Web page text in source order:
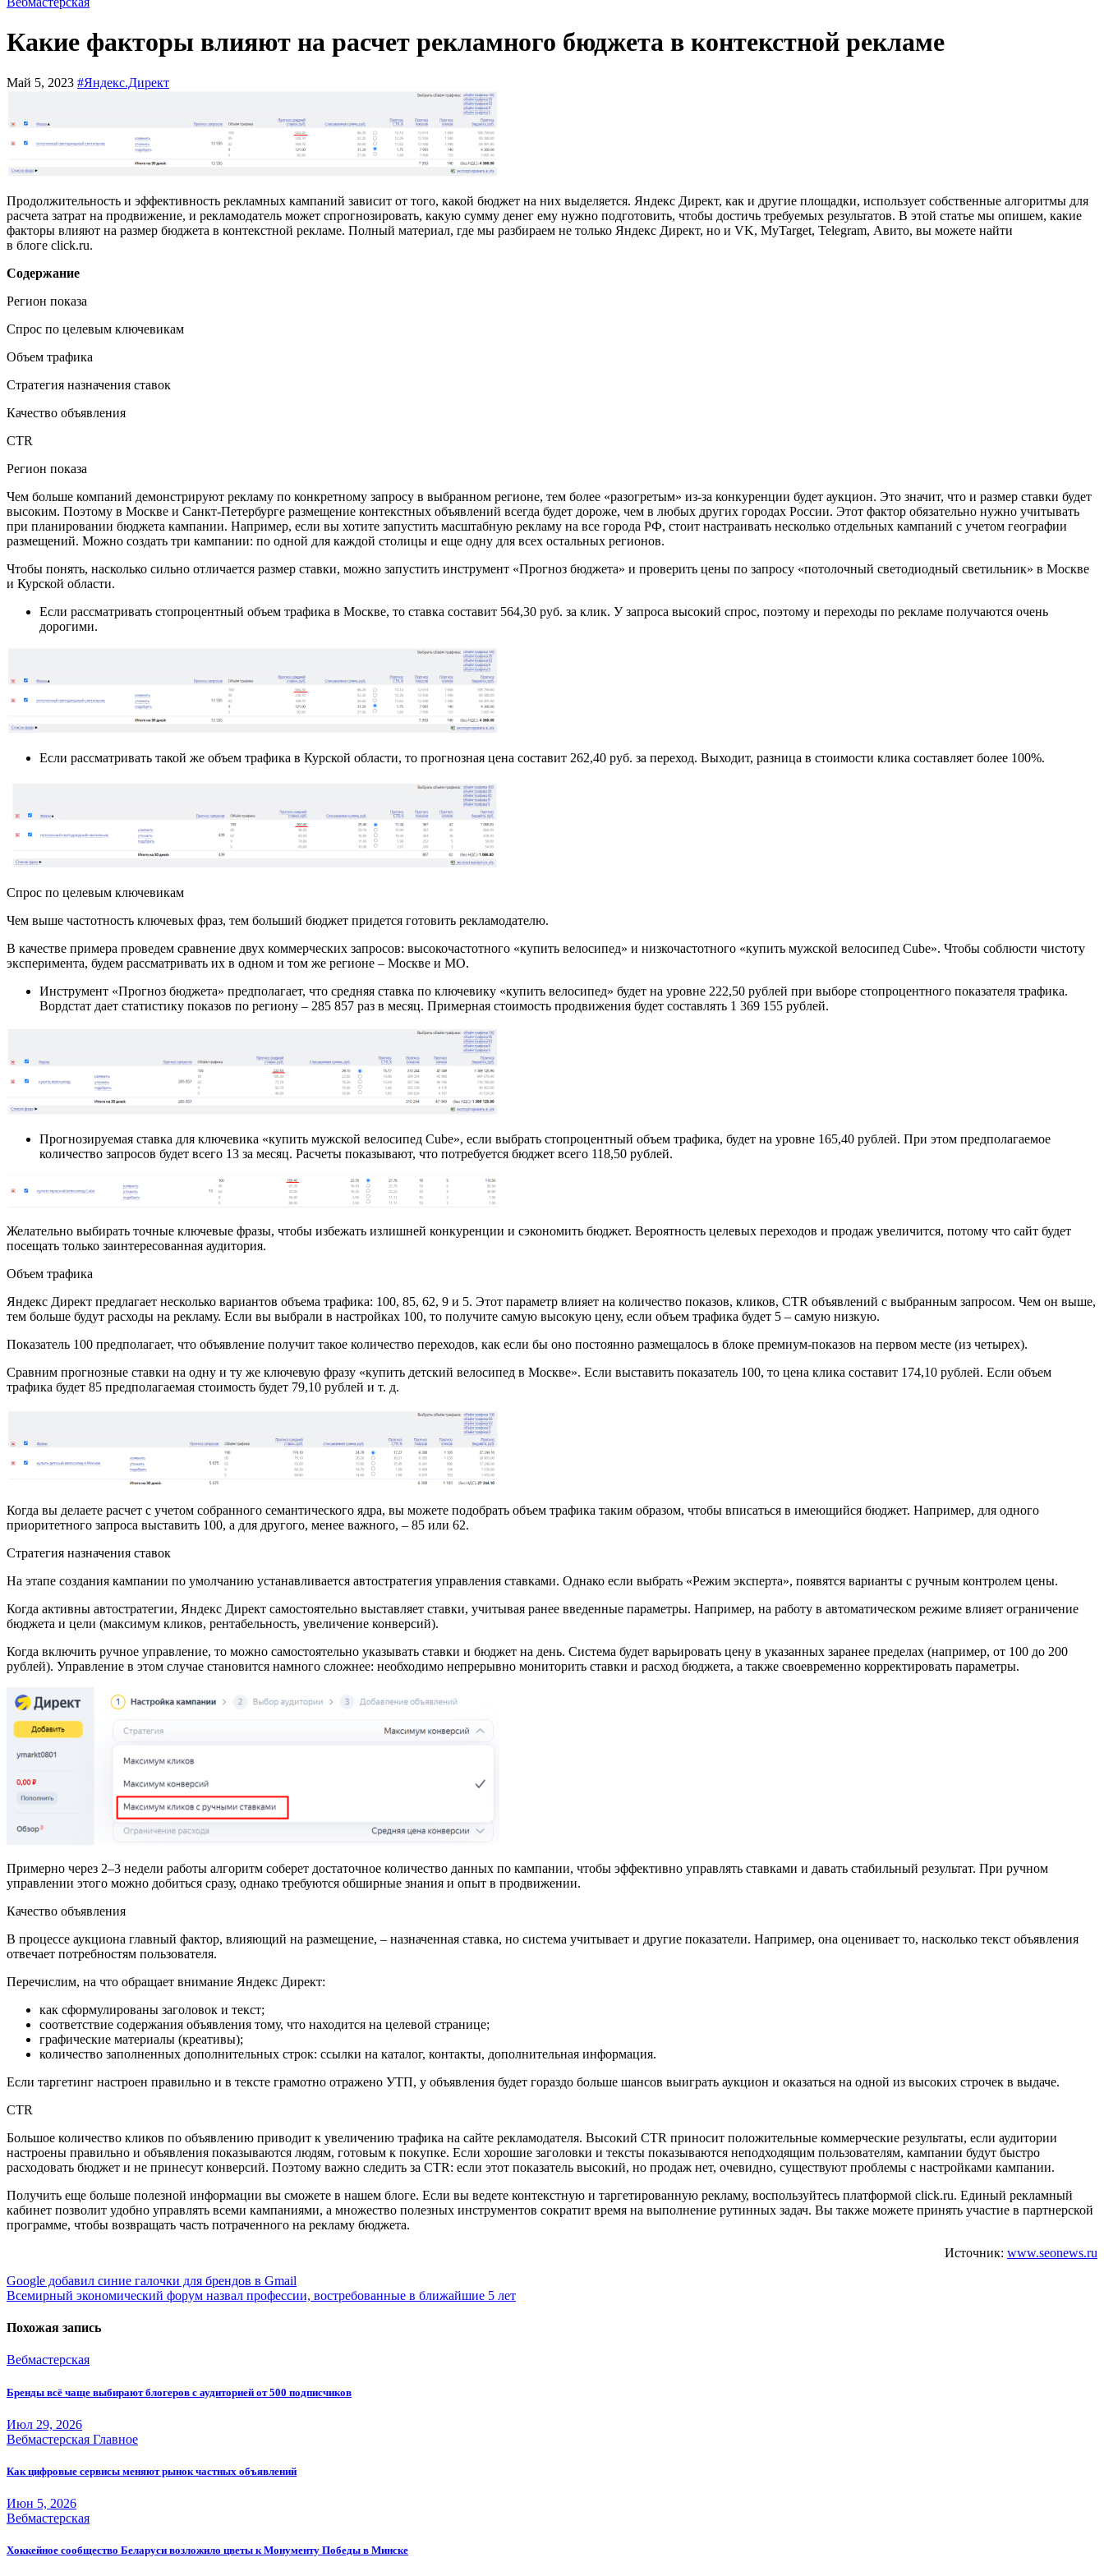
Какие факторы влияют на расчет рекламного бюджета в контекстной рекламе
Май 5, 2023 #Яндекс.Директ
Продолжительность и эффективность рекламных кампаний зависит от того, какой бюджет на них выделяется. Яндекс Директ, как и другие площадки, использует собственные алгоритмы для
расчета затрат на продвижение, и рекламодатель может спрогнозировать, какую сумму денег ему нужно подготовить, чтобы достичь требуемых результатов. В этой статье мы опишем, какие
факторы влияют на размер бюджета в контекстной рекламе. Полный материал, где мы разбираем не только Яндекс Директ, но и VK, MyTarget, Telegram, Авито, вы можете найти
в блоге click.ru.
Содержание
Регион показа
Спрос по целевым ключевикам
Объем трафика
Стратегия назначения ставок
Качество объявления
CTR
Регион показа
Чем больше компаний демонстрируют рекламу по конкретному запросу в выбранном регионе, тем более «разогретым» из-за конкуренции будет аукцион. Это значит, что и размер ставки будет
высоким. Поэтому в Москве и Санкт-Петербурге размещение контекстных объявлений всегда будет дороже, чем в любых других городах России. Этот фактор обязательно нужно учитывать
при планировании бюджета кампании. Например, если вы хотите запустить масштабную рекламу на все города РФ, стоит настраивать несколько отдельных кампаний с учетом географии
размещений. Можно создать три кампании: по одной для каждой столицы и еще одну для всех остальных регионов.
Чтобы понять, насколько сильно отличается размер ставки, можно запустить инструмент «Прогноз бюджета» и проверить цены по запросу «потолочный светодиодный светильник» в Москве
и Курской области.
Если рассматривать стопроцентный объем трафика в Москве, то ставка составит 564,30 руб. за клик. У запроса высокий спрос, поэтому и переходы по рекламе получаются очень
дорогими.
Если рассматривать такой же объем трафика в Курской области, то прогнозная цена составит 262,40 руб. за переход. Выходит, разница в стоимости клика составляет более 100%.
Спрос по целевым ключевикам
Чем выше частотность ключевых фраз, тем больший бюджет придется готовить рекламодателю.
В качестве примера проведем сравнение двух коммерческих запросов: высокочастотного «купить велосипед» и низкочастотного «купить мужской велосипед Cube». Чтобы соблюсти чистоту
эксперимента, будем рассматривать их в одном и том же регионе – Москве и МО.
Инструмент «Прогноз бюджета» предполагает, что средняя ставка по ключевику «купить велосипед» будет на уровне 222,50 рублей при выборе стопроцентного показателя трафика.
Вордстат дает статистику показов по региону – 285 857 раз в месяц. Примерная стоимость продвижения будет составлять 1 369 155 рублей.
Прогнозируемая ставка для ключевика «купить мужской велосипед Cube», если выбрать стопроцентный объем трафика, будет на уровне 165,40 рублей. При этом предполагаемое
количество запросов будет всего 13 за месяц. Расчеты показывают, что потребуется бюджет всего 118,50 рублей.
Желательно выбирать точные ключевые фразы, чтобы избежать излишней конкуренции и сэкономить бюджет. Вероятность целевых переходов и продаж увеличится, потому что сайт будет
посещать только заинтересованная аудитория.
Объем трафика
Яндекс Директ предлагает несколько вариантов объема трафика: 100, 85, 62, 9 и 5. Этот параметр влияет на количество показов, кликов, CTR объявлений с выбранным запросом. Чем он выше,
тем больше будут расходы на рекламу. Если вы выбрали в настройках 100, то получите самую высокую цену, если объем трафика будет 5 – самую низкую.
Показатель 100 предполагает, что объявление получит такое количество переходов, как если бы оно постоянно размещалось в блоке премиум-показов на первом месте (из четырех).
Сравним прогнозные ставки на одну и ту же ключевую фразу «купить детский велосипед в Москве». Если выставить показатель 100, то цена клика составит 174,10 рублей. Если объем
трафика будет 85 предполагаемая стоимость будет 79,10 рублей и т. д.
Когда вы делаете расчет с учетом собранного семантического ядра, вы можете подобрать объем трафика таким образом, чтобы вписаться в имеющийся бюджет. Например, для одного
приоритетного запроса выставить 100, а для другого, менее важного, – 85 или 62.
Стратегия назначения ставок
На этапе создания кампании по умолчанию устанавливается автостратегия управления ставками. Однако если выбрать «Режим эксперта», появятся варианты с ручным контролем цены.
Когда активны автостратегии, Яндекс Директ самостоятельно выставляет ставки, учитывая ранее введенные параметры. Например, на работу в автоматическом режиме влияет ограничение
бюджета и цели (максимум кликов, рентабельность, увеличение конверсий).
Когда включить ручное управление, то можно самостоятельно указывать ставки и бюджет на день. Система будет варьировать цену в указанных заранее пределах (например, от 100 до 200
рублей). Управление в этом случае становится намного сложнее: необходимо непрерывно мониторить ставки и расход бюджета, а также своевременно корректировать параметры.
Примерно через 2–3 недели работы алгоритм соберет достаточное количество данных по кампании, чтобы эффективно управлять ставками и давать стабильный результат. При ручном
управлении этого можно добиться сразу, однако требуются обширные знания и опыт в продвижении.
Качество объявления
В процессе аукциона главный фактор, влияющий на размещение, – назначенная ставка, но система учитывает и другие показатели. Например, она оценивает то, насколько текст объявления
отвечает потребностям пользователя.
Перечислим, на что обращает внимание Яндекс Директ:
как сформулированы заголовок и текст;
соответствие содержания объявления тому, что находится на целевой странице;
графические материалы (креативы);
количество заполненных дополнительных строк: ссылки на каталог, контакты, дополнительная информация.
Если таргетинг настроен правильно и в тексте грамотно отражено УТП, у объявления будет гораздо больше шансов выиграть аукцион и оказаться на одной из высоких строчек в выдаче.
CTR
Большое количество кликов по объявлению приводит к увеличению трафика на сайте рекламодателя. Высокий CTR приносит положительные коммерческие результаты, если аудитории
настроены правильно и объявления показываются людям, готовым к покупке. Если хорошие заголовки и тексты показываются неподходящим пользователям, кампании будут быстро
расходовать бюджет и не принесут конверсий. Поэтому важно следить за CTR: если этот показатель высокий, но продаж нет, очевидно, существуют проблемы с настройками кампании.
Получить еще больше полезной информации вы сможете в нашем блоге. Если вы ведете контекстную и таргетированную рекламу, воспользуйтесь платформой click.ru. Единый рекламный
кабинет позволит удобно управлять всеми кампаниями, а множество полезных инструментов сократит время на выполнение рутинных задач. Вы также можете принять участие в партнерской
программе, чтобы возвращать часть потраченного на рекламу бюджета.
Источник: www.seonews.ru
Навигация
по
записям
Google добавил синие галочки для брендов в Gmail
Всемирный экономический форум назвал профессии, востребованные в ближайшие 5 лет
Похожая запись
Вебмастерская
Бренды всё чаще выбирают блогеров с аудиторией от 500 подписчиков
Июл 29, 2026
Вебмастерская Главное
Как цифровые сервисы меняют рынок частных объявлений
Июн 5, 2026
Вебмастерская
Хоккейное сообщество Беларуси возложило цветы к Монументу Победы в Минске